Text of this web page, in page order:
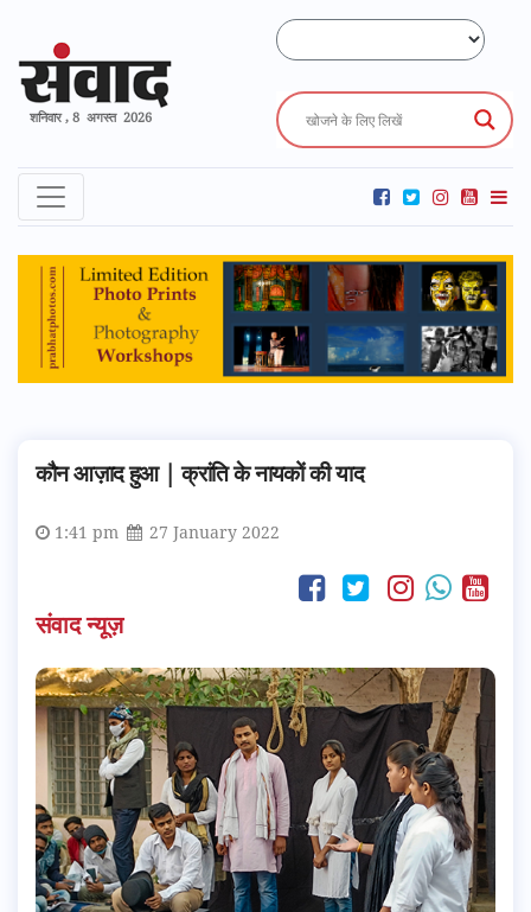
शनिवार , 8 अगस्त 2026
कौन आज़ाद हुआ | क्रांति के नायकों की याद
1:41 pm 27 January 2022
संवाद न्यूज़